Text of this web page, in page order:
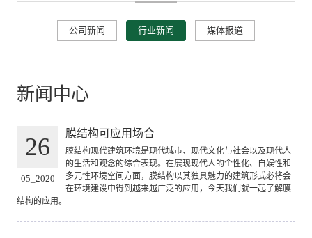
公司新闻 行业新闻 媒体报道
新闻中心
26
05_2020
膜结构可应用场合
膜结构现代建筑环境是现代城市、现代文化与社会以及现代人
的生活和观念的综合表现。在展现现代人的个性化、自娱性和
多元性环境空间方面，膜结构以其独具魅力的建筑形式必将会
在环境建设中得到越来越广泛的应用，今天我们就一起了解膜
结构的应用。